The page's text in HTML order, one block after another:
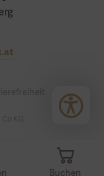
Login
Buchen